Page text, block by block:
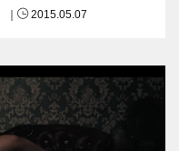
2015.05.07